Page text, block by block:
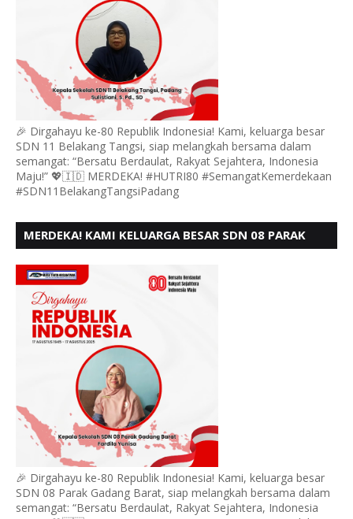
🎉 Dirgahayu ke-80 Republik Indonesia! Kami, keluarga besar
SDN 11 Belakang Tangsi, siap melangkah bersama dalam
semangat: “Bersatu Berdaulat, Rakyat Sejahtera, Indonesia
Maju!” 💖🇮🇩 MERDEKA! #HUTRI80 #SemangatKemerdekaan
#SDN11BelakangTangsiPadang
MERDEKA! KAMI KELUARGA BESAR SDN 08 PARAK
- 80,
🎉 Dirgahayu ke-80 Republik Indonesia! Kami, keluarga besar
SDN 08 Parak Gadang Barat, siap melangkah bersama dalam
semangat: “Bersatu Berdaulat, Rakyat Sejahtera, Indonesia